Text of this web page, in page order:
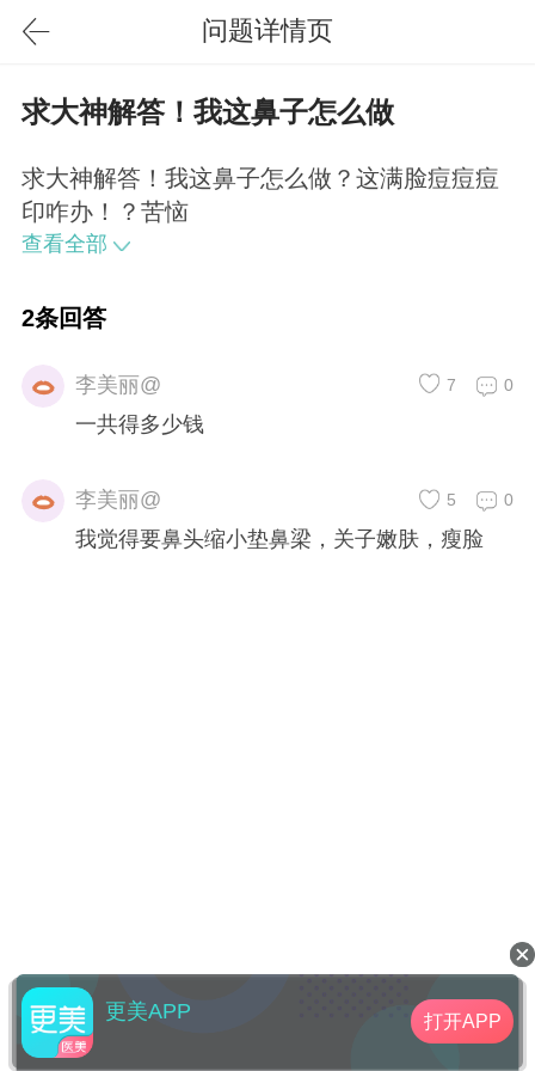
问题详情页
求大神解答！我这鼻子怎么做
求大神解答！我这鼻子怎么做？这满脸痘痘痘
印咋办！？苦恼
查看全部
2条回答
李美丽@ 0
7
一共得多少钱
李美丽@ 0
5
我觉得要鼻头缩小垫鼻梁，关子嫩肤，瘦脸
更美APP 打开APP